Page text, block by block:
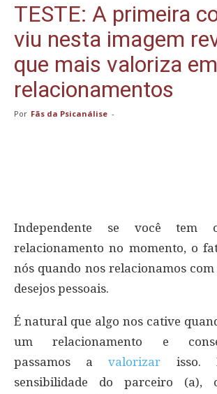
TESTE: A primeira
viu nesta imagem
que mais valoriza em
relacionamentos
Por Fãs da Psicanálise -
Independente se você
relacionamento no momento, o
nós quando nos relacionamos
desejos pessoais.
É natural que algo nos cative
um relacionamento e
passamos avalorizar isso.
sensibilidade do parceiro (a),